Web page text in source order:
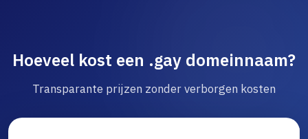
Hoeveel kost een .gay domeinnaam?
Transparante prijzen zonder verborgen kosten